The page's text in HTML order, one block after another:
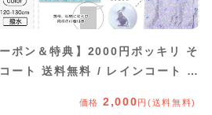
ポン＆特典】2000円ポッキリ そ
ート 送料無料 / レインコート コ
水 通学 小学校 ランドセル対応
価格 2,000円(送料無料)